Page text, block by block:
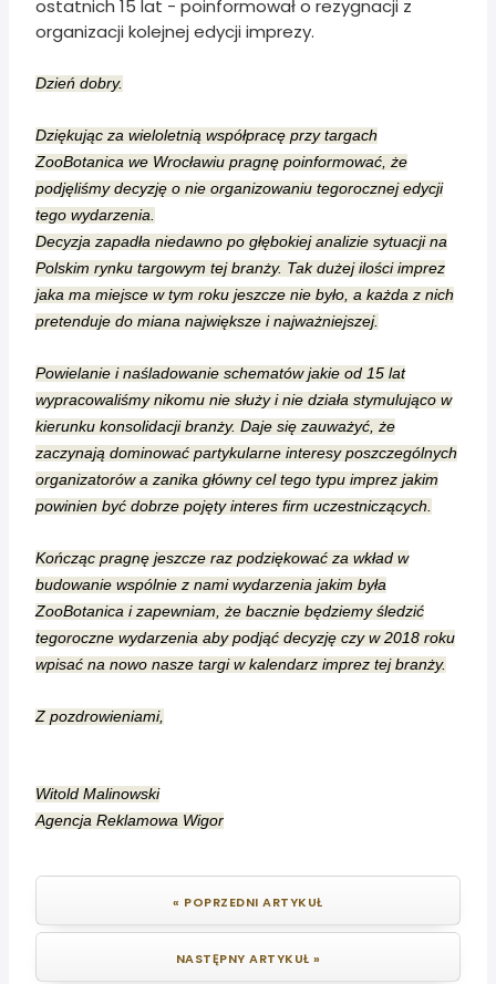
ostatnich 15 lat - poinformował o rezygnacji z
organizacji kolejnej edycji imprezy.
Dzień dobry.
Dziękując za wieloletnią współpracę przy targach
ZooBotanica we Wrocławiu pragnę poinformować, że
podjęliśmy decyzję o nie organizowaniu tegorocznej edycji
tego wydarzenia.
Decyzja zapadła niedawno po głębokiej analizie sytuacji na
Polskim rynku targowym tej branży. Tak dużej ilości imprez
jaka ma miejsce w tym roku jeszcze nie było, a każda z nich
pretenduje do miana największe i najważniejszej.
Powielanie i naśladowanie schematów jakie od 15 lat
wypracowaliśmy nikomu nie służy i nie działa stymulująco w
kierunku konsolidacji branży. Daje się zauważyć, że
zaczynają dominować partykularne interesy poszczególnych
organizatorów a zanika główny cel tego typu imprez jakim
powinien być dobrze pojęty interes firm uczestniczących.
Kończąc pragnę jeszcze raz podziękować za wkład w
budowanie wspólnie z nami wydarzenia jakim była
ZooBotanica i zapewniam, że bacznie będziemy śledzić
tegoroczne wydarzenia aby podjąć decyzję czy w 2018 roku
wpisać na nowo nasze targi w kalendarz imprez tej branży.
Z pozdrowieniami,
Witold Malinowski
Agencja Reklamowa Wigor
« POPRZEDNI ARTYKUŁ
NASTĘPNY ARTYKUŁ »